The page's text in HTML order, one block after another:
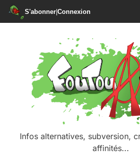
S'abonner|Connexion
Infos alternatives, subversion,
affinités...